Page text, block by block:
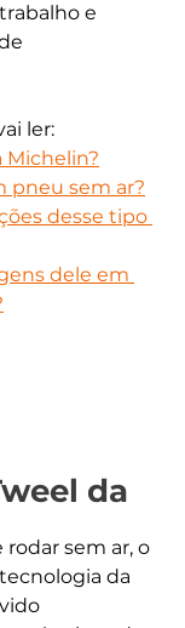
e
ler:
Michelin?
pneu sem ar?
desse tipo
dele em
da
sem ar, o
da